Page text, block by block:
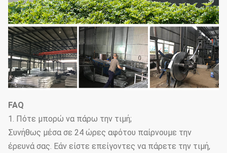
FAQ
1. Πότε μπορώ να πάρω την τιμή;
Συνήθως μέσα σε 24 ώρες αφότου παίρνουμε την
έρευνά σας. Εάν είστε επείγοντες να πάρετε την τιμή,